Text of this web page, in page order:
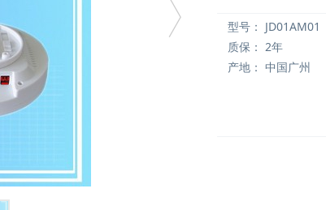
型号： JD01AM01
质保： 2年
产地： 中国广州